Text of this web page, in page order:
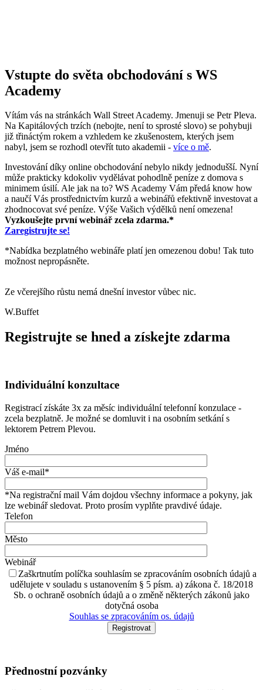
Vstupte do světa obchodování s WS
Academy
Vítám vás na stránkách Wall Street Academy. Jmenuji se Petr Pleva.
Na Kapitálových trzích (nebojte, není to sprosté slovo) se pohybuji
již třináctým rokem a vzhledem ke zkušenostem, kterých jsem
nabyl, jsem se rozhodl otevřít tuto akademii - více o mě.
Investování díky online obchodování nebylo nikdy jednodušší. Nyní
může prakticky kdokoliv vydělávat pohodlně peníze z domova s
minimem úsilí. Ale jak na to? WS Academy Vám předá know how
a naučí Vás prostřednictvím kurzů a webinářů efektivně investovat a
zhodnocovat své peníze. Výše Vašich výdělků není omezena!
Vyzkoušejte první webinář zcela zdarma.*
Zaregistrujte se!
*Nabídka bezplatného webináře platí jen omezenou dobu! Tak tuto
možnost nepropásněte.
Ze včerejšího růstu nemá dnešní investor vůbec nic.
W.Buffet
Registrujte se hned a získejte zdarma
Individuální konzultace
Registrací získáte 3x za měsíc individuální telefonní konzulace -
zcela bezplatně. Je možné se domluvit i na osobním setkání s
lektorem Petrem Plevou.
Jméno
Váš e-mail*
*Na registrační mail Vám dojdou všechny informace a pokyny, jak
lze webinář sledovat. Proto prosím vyplňte pravdivé údaje.
Telefon
Město
Webinář
Zaškrtnutím políčka souhlasím se zpracováním osobních údajů a
udělujete v souladu s ustanovením § 5 písm. a) zákona č. 18/2018
Sb. o ochraně osobních údajů a o změně některých zákonů jako
dotyčná osoba
Souhlas se zpracováním os. údajů
Přednostní pozvánky